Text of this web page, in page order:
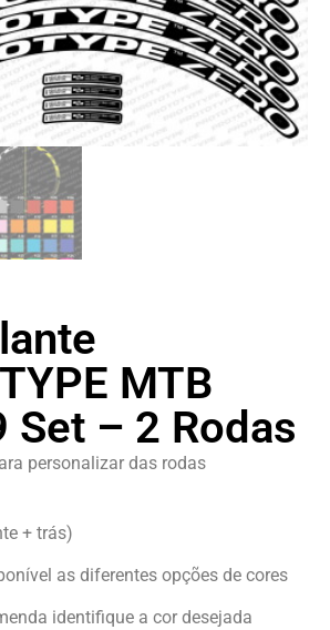
MTB
Set – 2 Rodas
personalizar das rodas
+ trás)
as diferentes opções de cores
identifique a cor desejada